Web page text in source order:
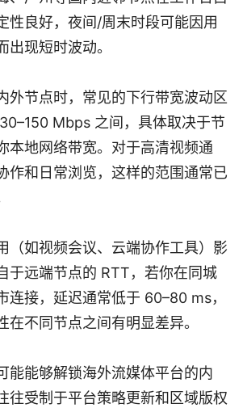
性良好，夜间/周末时段可能因用
出现短时波动。
外节点时，常见的下行带宽波动区
Mbps 之间，具体取决于节
本地网络带宽。对于高清视频通
作和日常浏览，这样的范围通常已
（如视频会议、云端协作工具）影
于远端节点的 RTT，若你在同城
连接，延迟通常低于 60–80 ms，
在不同节点之间有明显差异。
能能够解锁海外流媒体平台的内
往受制于平台策略更新和区域版权